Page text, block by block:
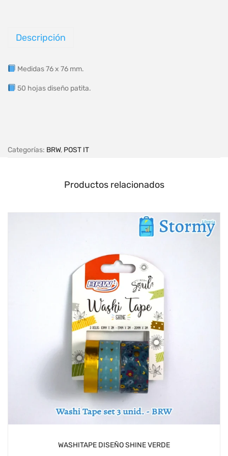
Descripción
Medidas 76 x 76 mm.
50 hojas diseño patita.
Categorías: BRW, POST IT
Productos relacionados
WASHITAPE DISEÑO SHINE VERDE